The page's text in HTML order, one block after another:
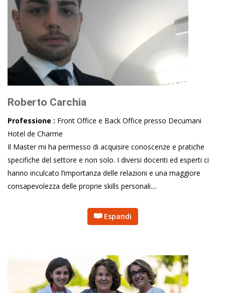
Roberto Carchia
Professione : Front Office e Back Office presso Decumani
Hotel de Charme
Il Master mi ha permesso di acquisire conoscenze e pratiche
specifiche del settore e non solo. I diversi docenti ed esperti ci
hanno inculcato l’importanza delle relazioni e una maggiore
consapevolezza delle proprie skills personali....
Espandi